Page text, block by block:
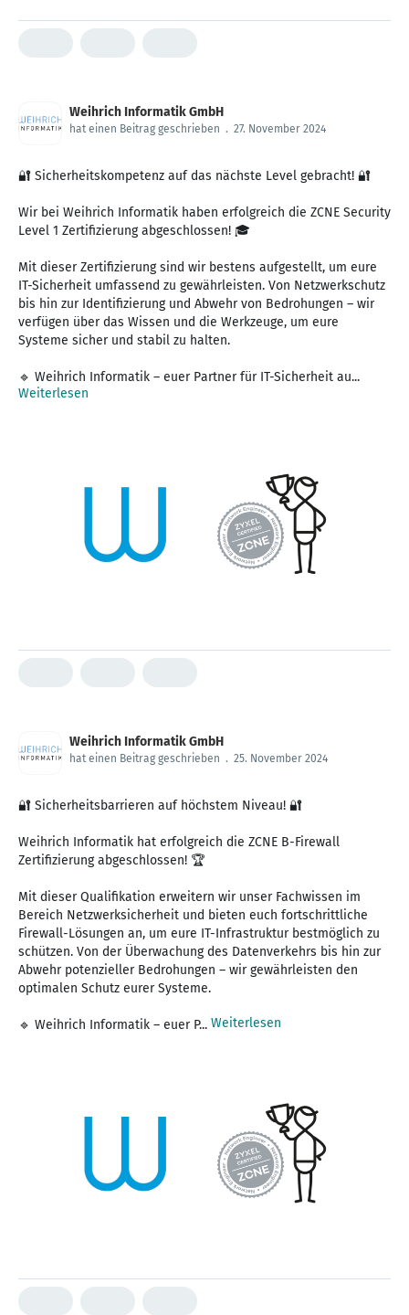
Weihrich Informatik GmbH
hat einen Beitrag geschrieben . 27. November 2024
🔐 Sicherheitskompetenz auf das nächste Level gebracht! 🔐
Wir bei Weihrich Informatik haben erfolgreich die ZCNE Security
Level 1 Zertifizierung abgeschlossen! 🎓
Mit dieser Zertifizierung sind wir bestens aufgestellt, um eure
IT-Sicherheit umfassend zu gewährleisten. Von Netzwerkschutz
bis hin zur Identifizierung und Abwehr von Bedrohungen – wir
verfügen über das Wissen und die Werkzeuge, um eure
Systeme sicher und stabil zu halten.
🔹 Weihrich Informatik – euer Partner für IT-Sicherheit au...
Weiterlesen
Weihrich Informatik GmbH
hat einen Beitrag geschrieben . 25. November 2024
🔐 Sicherheitsbarrieren auf höchstem Niveau! 🔐
Weihrich Informatik hat erfolgreich die ZCNE B-Firewall
Zertifizierung abgeschlossen! 🏆
Mit dieser Qualifikation erweitern wir unser Fachwissen im
Bereich Netzwerksicherheit und bieten euch fortschrittliche
Firewall-Lösungen an, um eure IT-Infrastruktur bestmöglich zu
schützen. Von der Überwachung des Datenverkehrs bis hin zur
Abwehr potenzieller Bedrohungen – wir gewährleisten den
optimalen Schutz eurer Systeme.
🔹 Weihrich Informatik – euer P... Weiterlesen